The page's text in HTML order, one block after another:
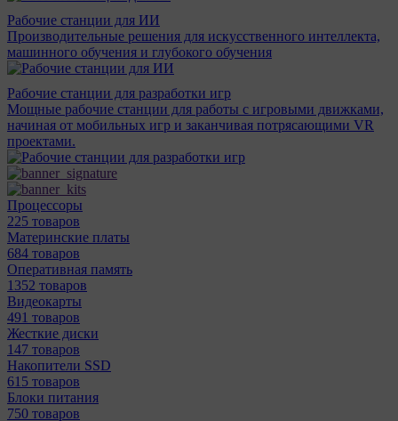
Рабочие станции для ИИ
Производительные решения для искусственного интеллекта,
машинного обучения и глубокого обучения
Рабочие станции для разработки игр
Мощные рабочие станции для работы с игровыми движками,
начиная от мобильных игр и заканчивая потрясающими VR
проектами.
Процессоры
225 товаров
Материнcкие платы
684 товаров
Оперативная память
1352 товаров
Видеокарты
491 товаров
Жесткие диски
147 товаров
Накопители SSD
615 товаров
Блоки питания
750 товаров